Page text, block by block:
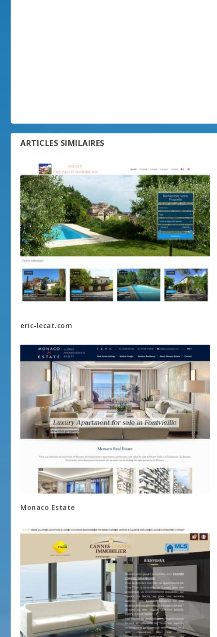
ARTICLES SIMILAIRES
eric-lecat.com
Monaco Estate